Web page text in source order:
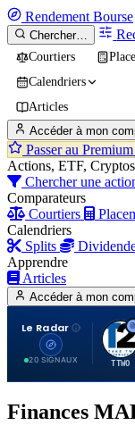
Rendement Bourse
Chercher…
Courtiers
Calendriers
Articles
Accéder à mon
Passer au
Actions, ETF, Cryptos
Chercher une
Comparateurs
Courtiers
Calendriers
Splits
Apprendre
Articles
Accéder à mon
Le Radar
20 SIGNAUX
T
TTWO
Finances